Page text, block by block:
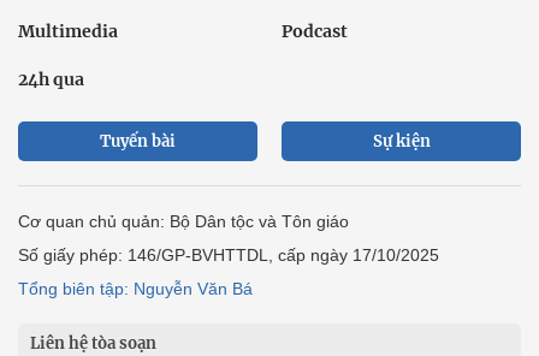
Multimedia Podcast
24h qua
Tuyến bài Sự kiện
Cơ quan chủ quản: Bộ Dân tộc và Tôn giáo
Số giấy phép: 146/GP-BVHTTDL, cấp ngày 17/10/2025
Tổng biên tập: Nguyễn Văn Bá
Liên hệ tòa soạn